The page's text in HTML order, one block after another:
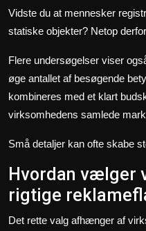
Vidste du at mennesker
statiske objekter? Netop
Flere undersøgelser viser
øge antallet af besøgende
kombineres med et klart
virksomhedens samlede
Små detaljer kan ofte skabe
Hvordan vælger
rigtige
Det rette valg afhænger af